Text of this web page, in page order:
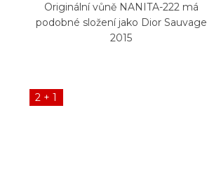
Originální vůně NANITA-222 má
podobné složení jako Dior Sauvage
2015
2 + 1